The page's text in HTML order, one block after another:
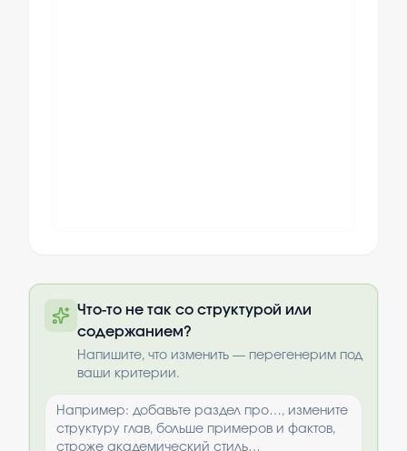
оплаты
Что-то не так со структурой или
содержанием?
Напишите, что изменить — перегенерим под
ваши критерии.